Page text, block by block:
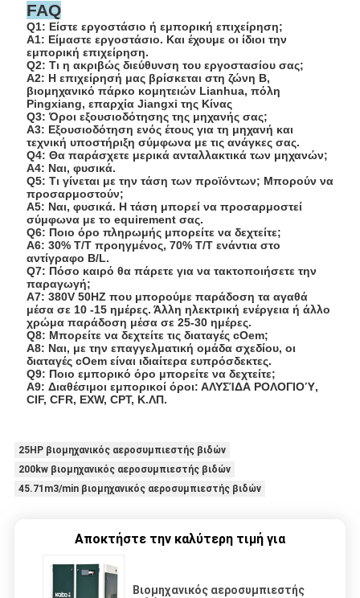
FAQ
Q1: Είστε εργοστάσιο ή εμπορική επιχείρηση;
Α1: Είμαστε εργοστάσιο. Και έχουμε οι ίδιοι την
εμπορική επιχείρηση.
Q2: Τι η ακριβώς διεύθυνση του εργοστασίου σας;
A2: Η επιχείρησή μας βρίσκεται στη ζώνη Β,
βιομηχανικό πάρκο κομητειών Lianhua, πόλη
Pingxiang, επαρχία Jiangxi της Κίνας
Q3: Όροι εξουσιοδότησης της μηχανής σας;
A3: Εξουσιοδότηση ενός έτους για τη μηχανή και
τεχνική υποστήριξη σύμφωνα με τις ανάγκες σας.
Q4: Θα παράσχετε μερικά ανταλλακτικά των μηχανών;
A4: Ναι, φυσικά.
Q5: Τι γίνεται με την τάση των προϊόντων; Μπορούν να
προσαρμοστούν;
A5: Ναι, φυσικά. Η τάση μπορεί να προσαρμοστεί
σύμφωνα με το equirement σας.
Q6: Ποιο όρο πληρωμής μπορείτε να δεχτείτε;
A6: 30% T/T προηγμένος, 70% T/T ενάντια στο
αντίγραφο B/L.
Q7: Πόσο καιρό θα πάρετε για να τακτοποιήσετε την
παραγωγή;
A7: 380V 50HZ που μπορούμε παράδοση τα αγαθά
μέσα σε 10 -15 ημέρες. Άλλη ηλεκτρική ενέργεια ή άλλο
χρώμα παράδοση μέσα σε 25-30 ημέρες.
Q8: Μπορείτε να δεχτείτε τις διαταγές cOem;
A8: Ναι, με την επαγγελματική ομάδα σχεδίου, οι
διαταγές cOem είναι ιδιαίτερα ευπρόσδεκτες.
Q9: Ποιο εμπορικό όρο μπορείτε να δεχτείτε;
A9: Διαθέσιμοι εμπορικοί όροι: ΑΛΥΣΊΔΑ ΡΟΛΟΓΙΟΎ,
CIF, CFR, EXW, CPT, Κ.ΛΠ.
25HP βιομηχανικός αεροσυμπιεστής βιδών
200kw βιομηχανικός αεροσυμπιεστής βιδών
45.71m3/min βιομηχανικός αεροσυμπιεστής βιδών
Αποκτήστε την καλύτερη τιμή για
Βιομηχανικός αεροσυμπιεστής